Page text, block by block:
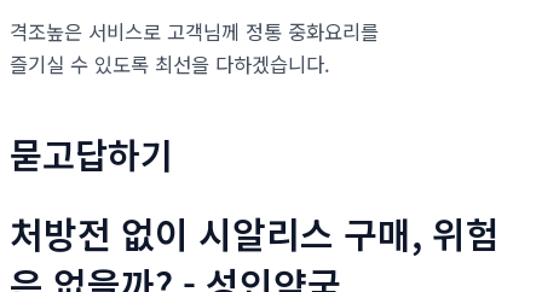
격조높은 서비스로 고객님께 정통 중화요리를
즐기실 수 있도록 최선을 다하겠습니다.
묻고답하기
처방전 없이 시알리스 구매, 위험